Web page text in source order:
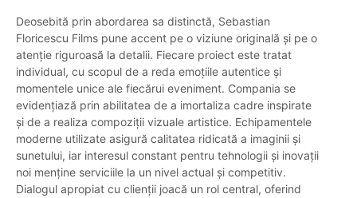
Deosebită prin abordarea sa distinctă, Sebastian
Floricescu Films pune accent pe o viziune originală și pe o
atenție riguroasă la detalii. Fiecare proiect este tratat
individual, cu scopul de a reda emoțiile autentice și
momentele unice ale fiecărui eveniment. Compania se
evidențiază prin abilitatea de a imortaliza cadre inspirate
și de a realiza compoziții vizuale artistice. Echipamentele
moderne utilizate asigură calitatea ridicată a imaginii și
sunetului, iar interesul constant pentru tehnologii și inovații
noi menține serviciile la un nivel actual și competitiv.
Dialogul apropiat cu clienții joacă un rol central, oferind